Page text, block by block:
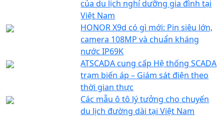
của du lịch nghỉ dưỡng gia đình tại
Việt Nam
HONOR X9d có gì mới: Pin siêu lớn,
camera 108MP và chuẩn kháng
nước IP69K
ATSCADA cung cấp Hệ thống SCADA
trạm biến áp – Giám sát điện theo
thời gian thực
Các mẫu ô tô lý tưởng cho chuyến
du lịch đường dài tại Việt Nam